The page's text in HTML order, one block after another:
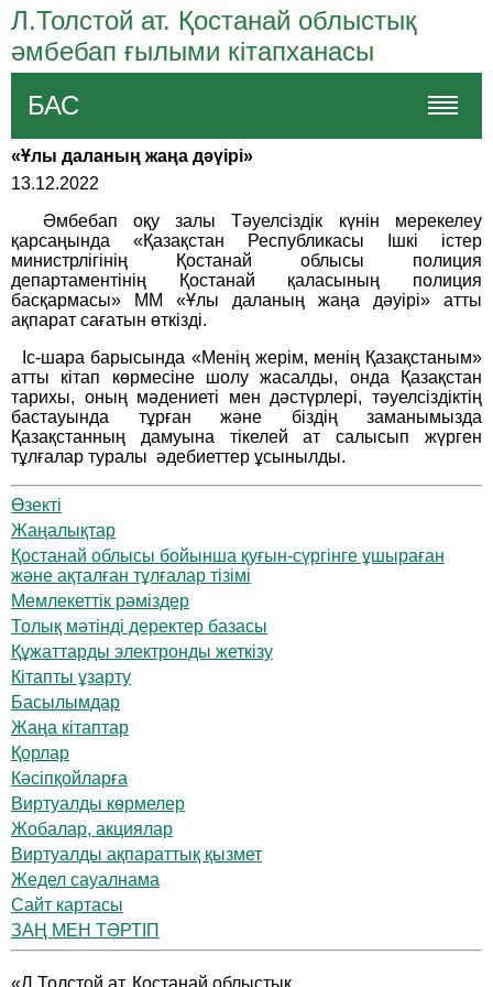
Л.Толстой ат. Қостанай облыстық
әмбебап ғылыми кітапханасы
БАС
«Ұлы даланың жаңа дәүірі»
13.12.2022
Әмбебап оқу залы Тәуелсіздік күнін мерекелеу
қарсаңында «Қазақстан Республикасы Ішкі істер
министрлігінің Қостанай облысы полиция
департаментінің Қостанай қаласының полиция
басқармасы» ММ «Ұлы даланың жаңа дәуірі» атты
ақпарат сағатын өткізді.
Іс-шара барысында «Менің жерім, менің Қазақстаным»
атты кітап көрмесіне шолу жасалды, онда Қазақстан
тарихы, оның мәдениеті мен дәстүрлері, тәуелсіздіктің
бастауында тұрған және біздің заманымызда
Қазақстанның дамуына тікелей ат салысып жүрген
тұлғалар туралы әдебиеттер ұсынылды.
Өзекті
Жаңалықтар
Қостанай облысы бойынша қуғын-сүргінге ұшыраған
және ақталған тұлғалар тізімі
Мемлекеттік рәміздер
Толық мәтінді деректер базасы
Құжаттарды электронды жеткізу
Кітапты ұзарту
Басылымдар
Жаңа кітаптар
Қорлар
Кәсіпқойларға
Виртуалды көрмелер
Жобалар, акциялар
Виртуалды ақпараттық қызмет
Жедел сауалнама
Сайт картасы
ЗАҢ МЕН ТӘРТІП
«Л.Толстой ат. Қостанай облыстық